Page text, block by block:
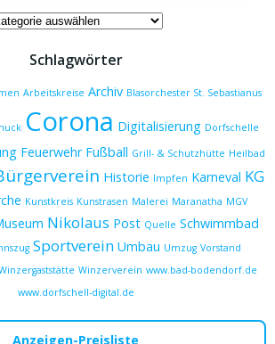
Schlagwörter
Arbeitskreise Archiv Blasorchester St. Sebastianus
Corona Digitalisierung Dorfschelle
Feuerwehr Fußball Grill- & Schutzhütte Heilbad
Historie Impfen Karneval KG
Kunstkreis Kunstrasen Malerei Maranatha MGV
Nikolaus Post Quelle Schwimmbad
Sportverein Umbau Umzug Vorstand
Winzerverein www.bad-bodendorf.de
www.dorfschell-digital.de
Anzeigen-Preisliste